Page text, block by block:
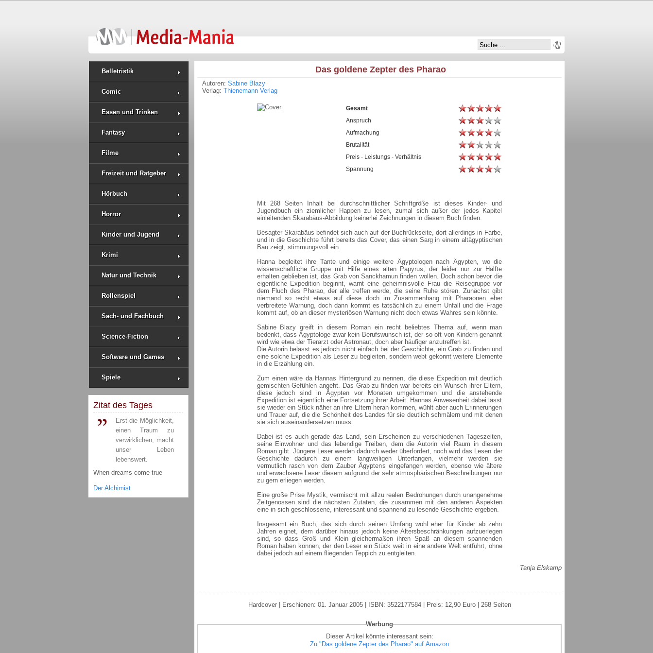
Belletristik
Comic
Essen und Trinken
Fantasy
Filme
Freizeit und Ratgeber
Hörbuch
Horror
Kinder und Jugend
Krimi
Natur und Technik
Rollenspiel
Sach- und Fachbuch
Science-Fiction
Software und Games
Spiele
Zitat des Tages
Erst die Möglichkeit,
einen Traum zu
verwirklichen, macht
unser Leben
lebenswert.
When dreams come true
Der Alchimist
Das goldene Zepter des Pharao
Autoren: Sabine Blazy
Verlag: Thienemann Verlag
Gesamt
Anspruch
Aufmachung
Brutalität
Preis - Leistungs - Verhältnis
Spannung
Mit 268 Seiten Inhalt bei durchschnittlicher Schriftgröße ist dieses Kinder- und
Jugendbuch ein ziemlicher Happen zu lesen, zumal sich außer der jedes Kapitel
einleitenden Skarabäus-Abbildung keinerlei Zeichnungen in diesem Buch finden.
Besagter Skarabäus befindet sich auch auf der Buchrückseite, dort allerdings in Farbe,
und in die Geschichte führt bereits das Cover, das einen Sarg in einem altägyptischen
Bau zeigt, stimmungsvoll ein.
Hanna begleitet ihre Tante und einige weitere Ägyptologen nach Ägypten, wo die
wissenschaftliche Gruppe mit Hilfe eines alten Papyrus, der leider nur zur Hälfte
erhalten geblieben ist, das Grab von Sanckhamun finden wollen. Doch schon bevor die
eigentliche Expedition beginnt, warnt eine geheimnisvolle Frau die Reisegruppe vor
dem Fluch des Pharao, der alle treffen werde, die seine Ruhe stören. Zunächst gibt
niemand so recht etwas auf diese doch im Zusammenhang mit Pharaonen eher
verbreitete Warnung, doch dann kommt es tatsächlich zu einem Unfall und die Frage
kommt auf, ob an dieser mysteriösen Warnung nicht doch etwas Wahres sein könnte.
Sabine Blazy greift in diesem Roman ein recht beliebtes Thema auf, wenn man
bedenkt, dass Ägyptologe zwar kein Berufswunsch ist, der so oft von Kindern genannt
wird wie etwa der Tierarzt oder Astronaut, doch aber häufiger anzutreffen ist.
Die Autorin belässt es jedoch nicht einfach bei der Geschichte, ein Grab zu finden und
eine solche Expedition als Leser zu begleiten, sondern webt gekonnt weitere Elemente
in die Erzählung ein.
Zum einen wäre da Hannas Hintergrund zu nennen, die diese Expedition mit deutlich
gemischten Gefühlen angeht. Das Grab zu finden war bereits ein Wunsch ihrer Eltern,
diese jedoch sind in Ägypten vor Monaten umgekommen und die anstehende
Expedition ist eigentlich eine Fortsetzung ihrer Arbeit. Hannas Anwesenheit dabei lässt
sie wieder ein Stück näher an ihre Eltern heran kommen, wühlt aber auch Erinnerungen
und Trauer auf, die die Schönheit des Landes für sie deutlich schmälern und mit denen
sie sich auseinandersetzen muss.
Dabei ist es auch gerade das Land, sein Erscheinen zu verschiedenen Tageszeiten,
seine Einwohner und das lebendige Treiben, dem die Autorin viel Raum in diesem
Roman gibt. Jüngere Leser werden dadurch weder überfordert, noch wird das Lesen der
Geschichte dadurch zu einem langweiligen Unterfangen, vielmehr werden sie
vermutlich rasch von dem Zauber Ägyptens eingefangen werden, ebenso wie ältere
und erwachsene Leser diesem aufgrund der sehr atmosphärischen Beschreibungen nur
zu gern erliegen werden.
Eine große Prise Mystik, vermischt mit allzu realen Bedrohungen durch unangenehme
Zeitgenossen sind die nächsten Zutaten, die zusammen mit den anderen Aspekten
eine in sich geschlossene, interessant und spannend zu lesende Geschichte ergeben.
Insgesamt ein Buch, das sich durch seinen Umfang wohl eher für Kinder ab zehn
Jahren eignet, dem darüber hinaus jedoch keine Altersbeschränkungen aufzuerlegen
sind, so dass Groß und Klein gleichermaßen ihren Spaß an diesem spannenden
Roman haben können, der den Leser ein Stück weit in eine andere Welt entführt, ohne
dabei jedoch auf einem fliegenden Teppich zu entgleiten.
Tanja Elskamp
Hardcover | Erschienen: 01. Januar 2005 | ISBN: 3522177584 | Preis: 12,90 Euro | 268 Seiten
Werbung
Dieser Artikel könnte interessant sein:
Zu "Das goldene Zepter des Pharao" auf Amazon